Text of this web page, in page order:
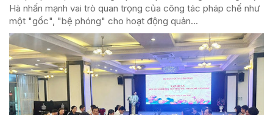
Hà nhấn mạnh vai trò quan trọng của công tác pháp chế như
một "gốc", "bệ phóng" cho hoạt động quản...